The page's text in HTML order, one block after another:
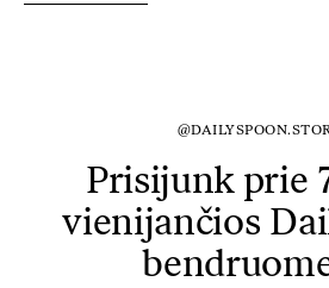
Prisijunk prie
vienijančios